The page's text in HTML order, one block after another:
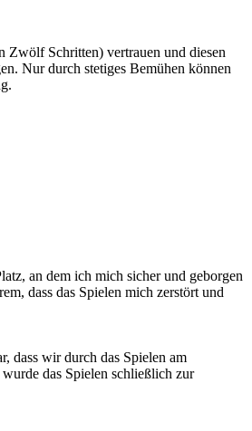
Zwölf Schritten) vertrauen und diesen
Nur durch stetiges Bemühen können
an dem ich mich sicher und geborgen
dass das Spielen mich zerstört und
dass wir durch das Spielen am
das Spielen schließlich zur